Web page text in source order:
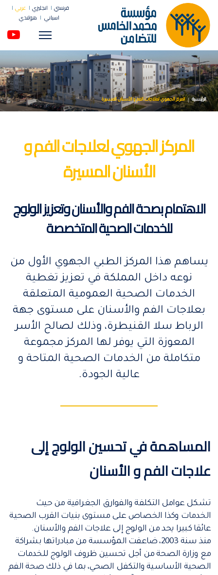
فرنسي انجليزي
عربي
اسباني
هولندي
Menu
الرئيسية المركز الجهوي لعلاجات الفم و الأسنان المسيرة
المركز الجهوي لعلاجات الفم و
الأسنان المسيرة
الاهتمام بصحة الفم والأسنان وتعزيز الولوج
للخدمات الصحية المتخصصة
يساهم هذا المركز الطبي الجهوي الأول من
نوعه داخل المملكة في تعزيز تغطية
الخدمات الصحية العمومية المتعلقة
بعلاجات الفم والأسنان على مستوى جهة
الرباط سلا القنيطرة، وذلك لصالح الأسر
المعوزة التي يوفر لها المركز مجموعة
متكاملة من الخدمات الصحية المتاحة و
عالية الجودة.
المساهمة في تحسين الولوج إلى
علاجات الفم و الأسنان
تشكل عوامل التكلفة والفوارق الجغرافية من حيث
الخدمات وكذا الخصاص على مستوى بنيات القرب الصحية
عائقا كبيرا يحد من الولوج إلى علاجات الفم والأسنان.
منذ سنة 2003، ضاعفت المؤسسة من مبادراتها بشراكة
مع وزارة الصحة من أجل تحسين ظروف الولوج للخدمات
الصحية الأساسية والتكفل الصحي، بما في ذلك صحة الفم